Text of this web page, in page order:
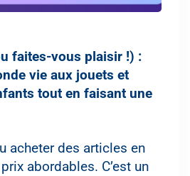
faites-vous plaisir !) :
vie aux jouets et
tout en faisant une
acheter des articles en
abordables. C’est un